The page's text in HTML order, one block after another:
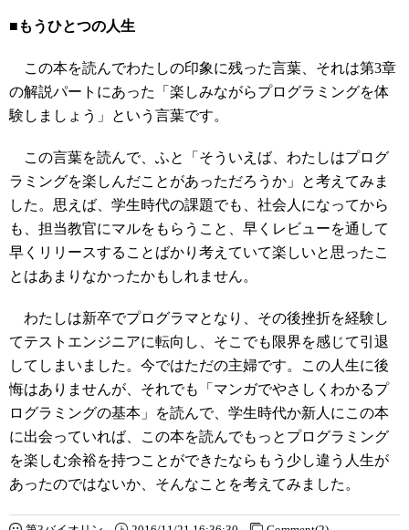
■もうひとつの人生
この本を読んでわたしの印象に残った言葉、それは第3章
の解説パートにあった「楽しみながらプログラミングを体
験しましょう」という言葉です。
この言葉を読んで、ふと「そういえば、わたしはプログ
ラミングを楽しんだことがあっただろうか」と考えてみま
した。思えば、学生時代の課題でも、社会人になってから
も、担当教官にマルをもらうこと、早くレビューを通して
早くリリースすることばかり考えていて楽しいと思ったこ
とはあまりなかったかもしれません。
わたしは新卒でプログラマとなり、その後挫折を経験し
てテストエンジニアに転向し、そこでも限界を感じて引退
してしまいました。今ではただの主婦です。この人生に後
悔はありませんが、それでも「マンガでやさしくわかるプ
ログラミングの基本」を読んで、学生時代か新人にこの本
に出会っていれば、この本を読んでもっとプログラミング
を楽しむ余裕を持つことができたならもう少し違う人生が
あったのではないか、そんなことを考えてみました。